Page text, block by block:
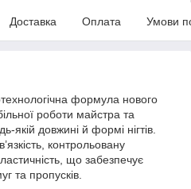
Доставка Оплата Умови
формула нового
роботи майстра та
якій довжині й формі нігтів.
контрольовану
що забезпечує
та пропусків.